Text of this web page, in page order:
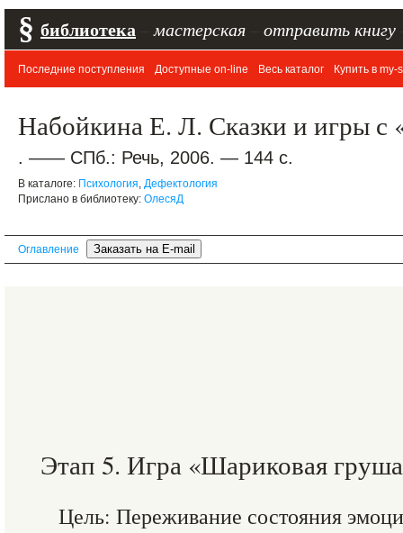
§ библиотека мастерская отправить книгу
Последние поступления Доступные on-line Весь каталог Купить в my-
Набойкина Е. Л. Сказки и игры с
. —— СПб.: Речь, 2006. — 144 с.
В каталоге: Психология, Дефектология
Прислано в библиотеку: ОлесяД
Оглавление
Этап 5. Игра «Шариковая
Цель: Переживание состояния